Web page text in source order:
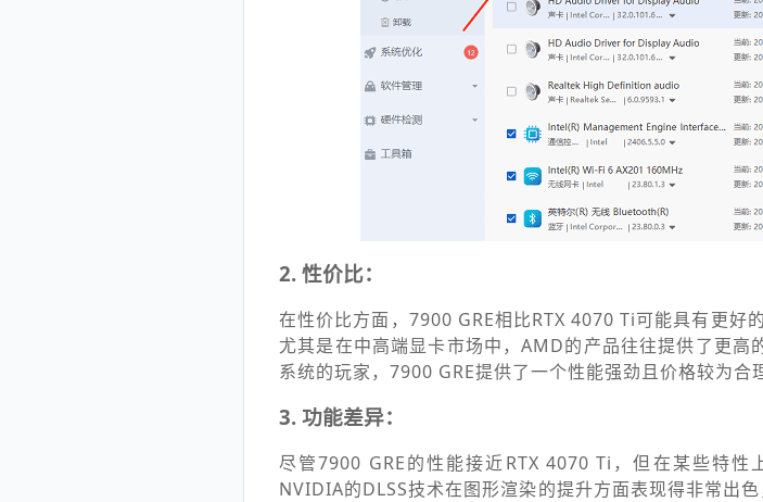
2. 性价比：
在性价比方面，7900 GRE相比RTX 4070 Ti可能具有更好
尤其是在中高端显卡市场中，AMD的产品往往提供了更
系统的玩家，7900 GRE提供了一个性能强劲且价格较为合
3. 功能差异：
尽管7900 GRE的性能接近RTX 4070 Ti，但在某些特性
NVIDIA的DLSS技术在图形渲染的提升方面表现得非常出